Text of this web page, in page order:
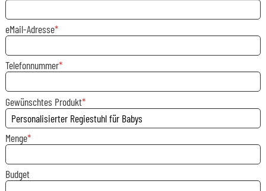
eMail-Adresse
Telefonnummer
Gewünschtes Produkt
Menge
Budget